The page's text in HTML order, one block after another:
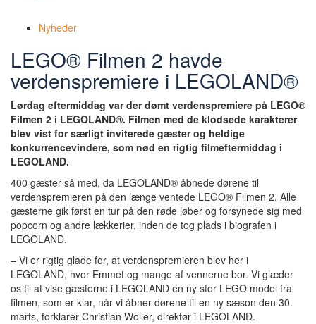
Nyheder
LEGO® Filmen 2 havde
verdenspremiere i LEGOLAND®
Lørdag eftermiddag var der dømt verdenspremiere på LEGO®
Filmen 2 i LEGOLAND®. Filmen med de klodsede karakterer
blev vist for særligt inviterede gæster og heldige
konkurrencevindere, som nød en rigtig filmeftermiddag i
LEGOLAND.
400 gæster så med, da LEGOLAND® åbnede dørene til
verdenspremieren på den længe ventede LEGO® Filmen 2. Alle
gæsterne gik først en tur på den røde løber og forsynede sig med
popcorn og andre lækkerier, inden de tog plads i biografen i
LEGOLAND.
– Vi er rigtig glade for, at verdenspremieren blev her i
LEGOLAND, hvor Emmet og mange af vennerne bor. Vi glæder
os til at vise gæsterne i LEGOLAND en ny stor LEGO model fra
filmen, som er klar, når vi åbner dørene til en ny sæson den 30.
marts, forklarer Christian Woller, direktør i LEGOLAND.